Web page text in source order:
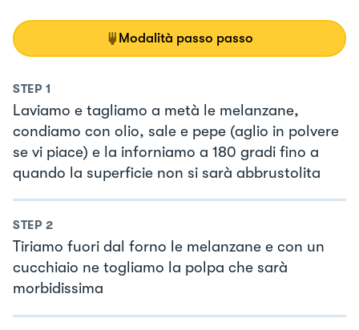
Modalità passo passo
STEP 1
Laviamo e tagliamo a metà le melanzane,
condiamo con olio, sale e pepe (aglio in polvere
se vi piace) e la inforniamo a 180 gradi fino a
quando la superficie non si sarà abbrustolita
STEP 2
Tiriamo fuori dal forno le melanzane e con un
cucchiaio ne togliamo la polpa che sarà
morbidissima